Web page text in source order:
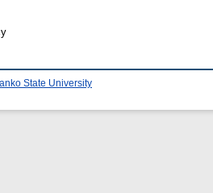
State University